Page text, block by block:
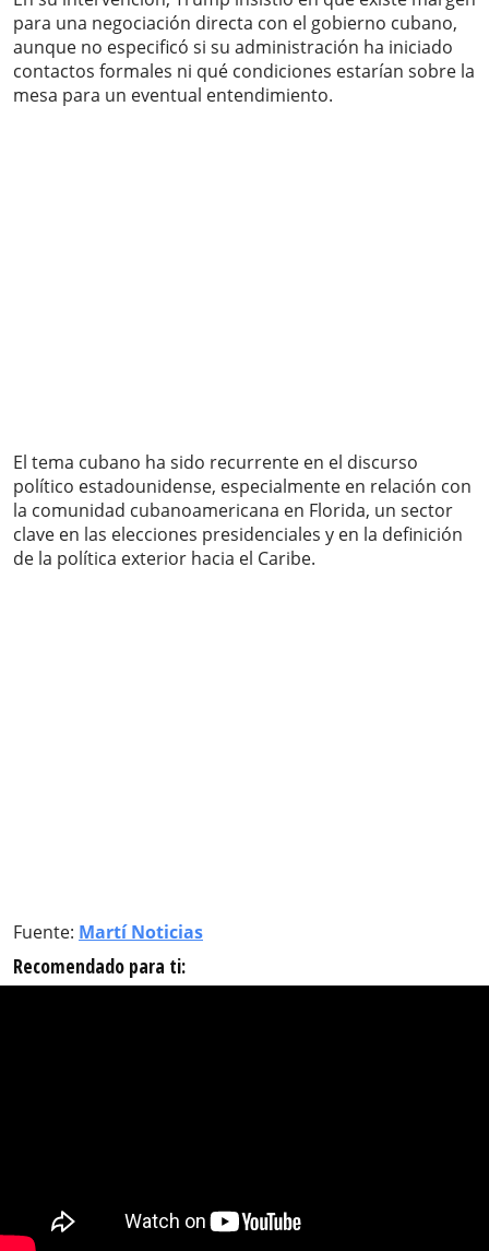
para una negociación directa con el gobierno cubano,
aunque no especificó si su administración ha iniciado
contactos formales ni qué condiciones estarían sobre la
mesa para un eventual entendimiento.
El tema cubano ha sido recurrente en el discurso
político estadounidense, especialmente en relación con
la comunidad cubanoamericana en Florida, un sector
clave en las elecciones presidenciales y en la definición
de la política exterior hacia el Caribe.
Fuente: Martí Noticias
Recomendado para ti: